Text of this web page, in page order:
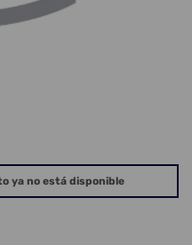
ya no está disponible